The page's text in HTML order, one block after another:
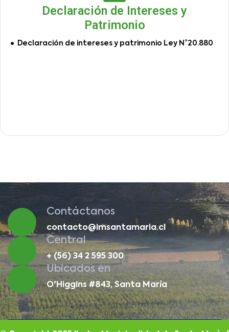
Declaración de Intereses y
Patrimonio
Declaración de intereses y patrimonio Ley N°20.880
Contáctanos
contacto@imsantamaria.cl
Central
+ (56) 34 2 595 300
Ubicados en
O'Higgins #843, Santa María